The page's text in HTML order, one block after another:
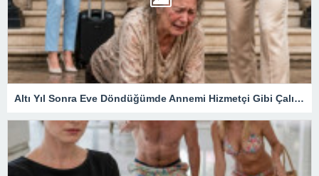
Altı Yıl Sonra Eve Döndüğümde Annemi Hizmetçi Gibi Çalıştırıyorlardı: Tapunun Kime Ait Olduğunu Öğrenince Her Şey Değişti